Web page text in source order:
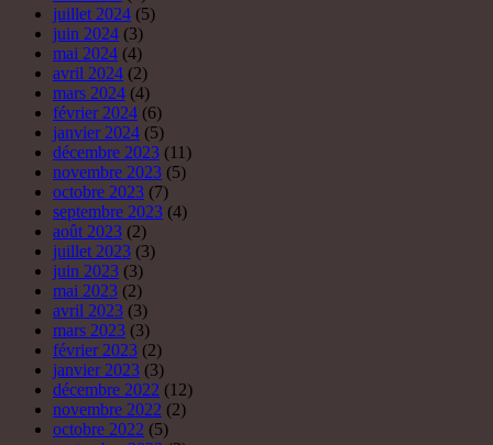
juillet 2024 (5)
juin 2024 (3)
mai 2024 (4)
avril 2024 (2)
mars 2024 (4)
février 2024 (6)
janvier 2024 (5)
décembre 2023 (11)
novembre 2023 (5)
octobre 2023 (7)
septembre 2023 (4)
août 2023 (2)
juillet 2023 (3)
juin 2023 (3)
mai 2023 (2)
avril 2023 (3)
mars 2023 (3)
février 2023 (2)
janvier 2023 (3)
décembre 2022 (12)
novembre 2022 (2)
octobre 2022 (5)